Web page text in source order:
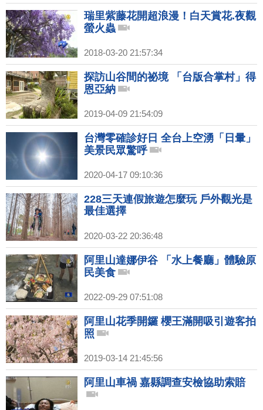
瑞里紫藤花開超浪漫！白天賞花.夜觀
螢火蟲
2018-03-20 21:57:34
探訪山谷間的祕境 「台版合掌村」得
恩亞納
2019-04-09 21:54:09
台灣零確診好日 全台上空湧「日暈」
美景民眾驚呼
2020-04-17 09:10:36
228三天連假旅遊怎麼玩 戶外觀光是
最佳選擇
2020-03-22 20:36:48
阿里山達娜伊谷 「水上餐廳」體驗原
民美食
2022-09-29 07:51:08
阿里山花季開鑼 櫻王滿開吸引遊客拍
照
2019-03-14 21:45:56
阿里山車禍 嘉縣調查安檢協助索賠